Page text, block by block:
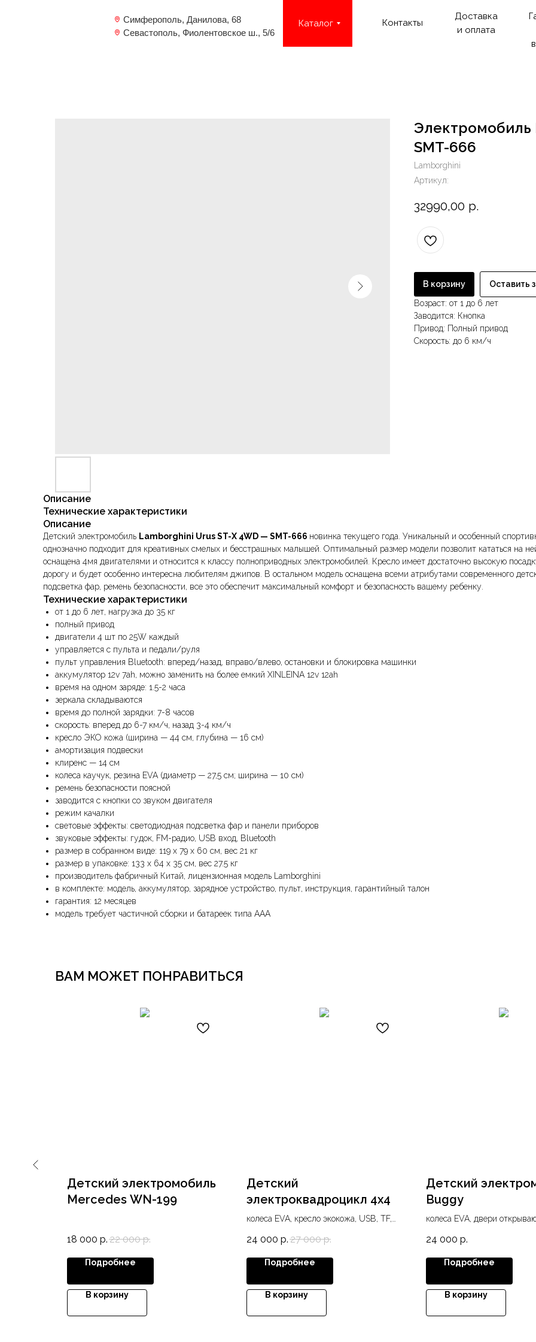
Контакты
Доставка
и оплата
Каталог
Севастополь, Фиолентовское ш., 5/6
Симферополь, Данилова, 68
Электромобиль
SMT-666
Lamborghini
Артикул:
32990,00 р.
В корзину
Оставить
Возраст: от 1 до 6 лет
Заводится: Кнопка
Привод: Полный привод
Скорость: до 6 км/ч
Описание
Технические характеристики
Описание
Детский электромобиль Lamborghini Urus ST-X 4WD — SMT-666 новинка текущего года. Уникальный и особенный
однозначно подходит для креативных смелых и бесстрашных малышей. Оптимальный размер модели позволит кататься на
оснащена 4мя двигателями и относится к классу полноприводных электромобилей. Кресло имеет достаточно высокую
дорогу и будет особенно интересна любителям джипов. В остальном модель оснащена всеми атрибутами современного
подсветка фар, ремень безопасности, все это обеспечит максимальный комфорт и безопасность вашему ребенку.
Технические характеристики
от 1 до 6 лет, нагрузка до 35 кг
полный привод
двигатели 4 шт по 25W каждый
управляется с пульта и педали/руля
пульт управления Bluetooth: вперед/назад, вправо/влево, остановки и блокировка машинки
аккумулятор 12v 7ah, можно заменить на более емкий XINLEINA 12v 12ah
время на одном заряде: 1.5-2 часа
зеркала складываются
время до полной зарядки: 7-8 часов
скорость: вперед до 6-7 км/ч, назад 3-4 км/ч
кресло ЭКО кожа (ширина — 44 см, глубина — 16 см)
амортизация подвески
клиренс — 14 см
колеса каучук, резина EVA (диаметр — 27,5 см; ширина — 10 см)
ремень безопасности поясной
заводится с кнопки со звуком двигателя
режим качалки
световые эффекты: светодиодная подсветка фар и панели приборов
звуковые эффекты: гудок, FM-радио, USB вход, Bluetooth
размер в собранном виде: 119 х 79 х 60 см, вес 21 кг
размер в упаковке: 133 х 64 х 35 см, вес 27.5 кг
производитель фабричный Китай, лицензионная модель Lamborghini
в комплекте: модель, аккумулятор, зарядное устройство, пульт, инструкция, гарантийный талон
гарантия: 12 месяцев
модель требует частичной сборки и батареек типа ААА
ВАМ МОЖЕТ ПОНРАВИТЬСЯ
Детский электромобиль
Mercedes WN-199
18 000 р. 22 000 р.
Подробнее
В корзину
Детский
электроквадроцикл 4x4
колеса EVA, кресло экокожа, USB, TF,
24 000 р. 27 000 р.
Подробнее
В корзину
Детский
Buggy
колеса EVA, двери
24 000 р.
Подробнее
В корзину